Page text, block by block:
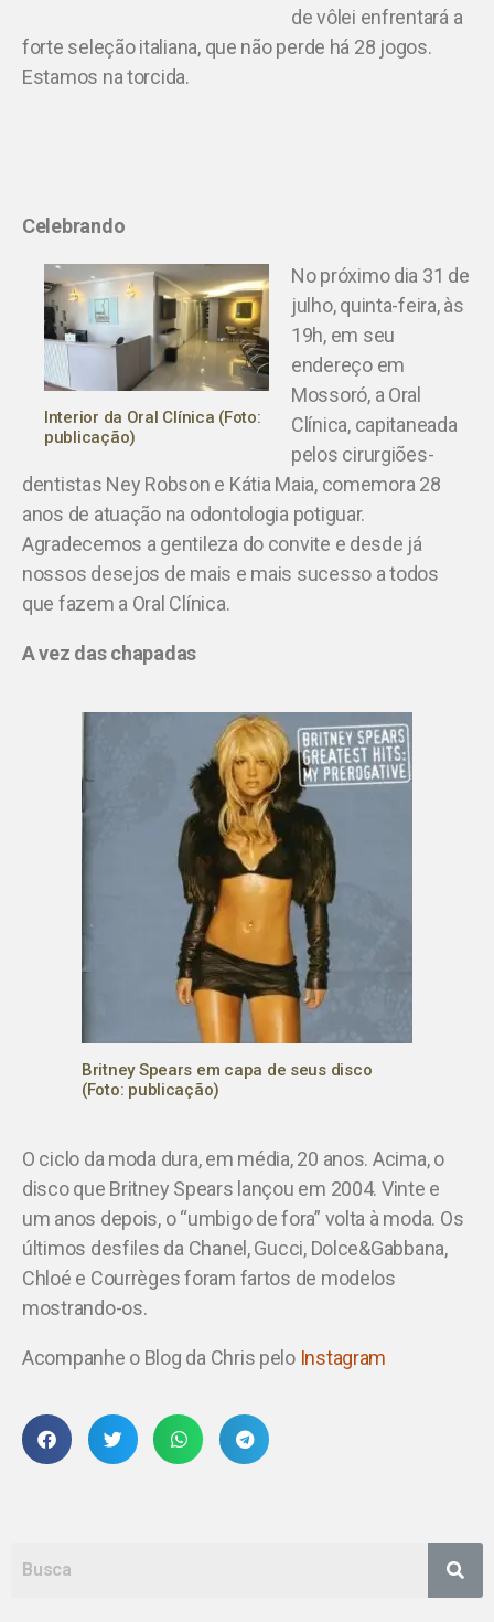
de vôlei enfrentará a
forte seleção italiana, que não perde há 28 jogos.
Estamos na torcida.
Celebrando
Interior da Oral Clínica (Foto:
publicação)
No próximo dia 31 de
julho, quinta-feira, às
19h, em seu
endereço em
Mossoró, a Oral
Clínica, capitaneada
pelos cirurgiões-
dentistas Ney Robson e Kátia Maia, comemora 28
anos de atuação na odontologia potiguar.
Agradecemos a gentileza do convite e desde já
nossos desejos de mais e mais sucesso a todos
que fazem a Oral Clínica.
A vez das chapadas
Britney Spears em capa de seus disco
(Foto: publicação)
O ciclo da moda dura, em média, 20 anos. Acima, o
disco que Britney Spears lançou em 2004. Vinte e
um anos depois, o “umbigo de fora” volta à moda. Os
últimos desfiles da Chanel, Gucci, Dolce&Gabbana,
Chloé e Courrèges foram fartos de modelos
mostrando-os.
Acompanhe o Blog da Chris pelo Instagram